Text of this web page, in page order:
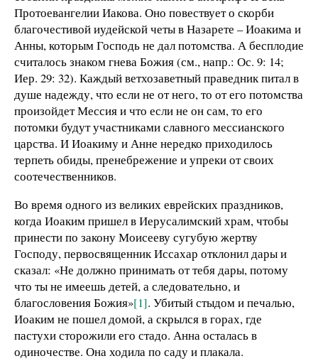
Протоевангелии Иакова. Оно повествует о скорби
благочестивой иудейской четы в Назарете – Иоакима и
Анны, которым Господь не дал потомства. А бесплодие
считалось знаком гнева Божия (см., напр.: Ос. 9: 14;
Иер. 29: 32). Каждый ветхозаветный праведник питал в
душе надежду, что если не от него, то от его потомства
произойдет Мессия и что если не он сам, то его
потомки будут участниками славного мессианского
царства. И Иоакиму и Анне нередко приходилось
терпеть обиды, пренебрежение и упреки от своих
соотечественников.
Во время одного из великих еврейских праздников,
когда Иоаким пришел в Иерусалимский храм, чтобы
принести по закону Моисееву сугубую жертву
Господу, первосвященник Иссахар отклонил дары и
сказал: «Не должно принимать от тебя дары, потому
что ты не имеешь детей, а следовательно, и
благословения Божия»[1]. Убитый стыдом и печалью,
Иоаким не пошел домой, а скрылся в горах, где
пастухи сторожили его стадо. Анна осталась в
одиночестве. Она ходила по саду и плакала.